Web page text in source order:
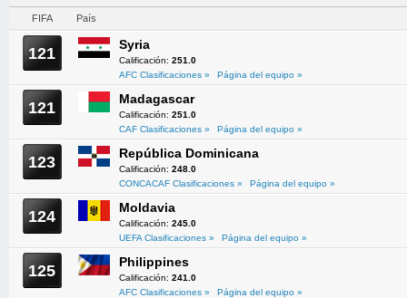
FIFA País
121 Syria
Calificación: 251.0
AFC Clasificaciones »
Página del equipo »
121 Madagascar
Calificación: 251.0
CAF Clasificaciones »
Página del equipo »
123 República Dominicana
Calificación: 248.0
CONCACAF Clasificaciones »
Página del equipo »
124 Moldavia
Calificación: 245.0
UEFA Clasificaciones »
Página del equipo »
125 Philippines
Calificación: 241.0
AFC Clasificaciones »
Página del equipo »